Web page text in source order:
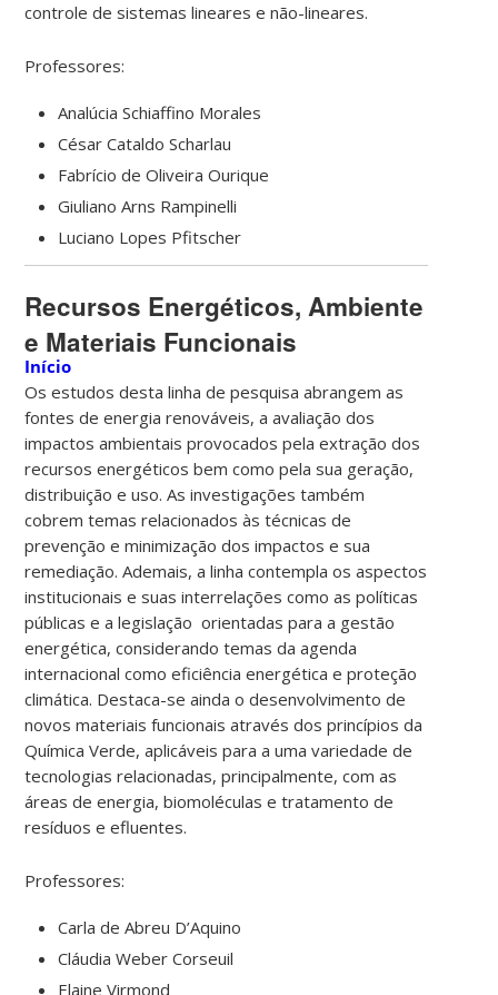
controle de sistemas lineares e não-lineares.
Professores:
Analúcia Schiaffino Morales
César Cataldo Scharlau
Fabrício de Oliveira Ourique
Giuliano Arns Rampinelli
Luciano Lopes Pfitscher
Recursos Energéticos, Ambiente
e Materiais Funcionais
Início
Os estudos desta linha de pesquisa abrangem as
fontes de energia renováveis, a avaliação dos
impactos ambientais provocados pela extração dos
recursos energéticos bem como pela sua geração,
distribuição e uso. As investigações também
cobrem temas relacionados às técnicas de
prevenção e minimização dos impactos e sua
remediação. Ademais, a linha contempla os aspectos
institucionais e suas interrelações como as políticas
públicas e a legislação orientadas para a gestão
energética, considerando temas da agenda
internacional como eficiência energética e proteção
climática. Destaca-se ainda o desenvolvimento de
novos materiais funcionais através dos princípios da
Química Verde, aplicáveis para a uma variedade de
tecnologias relacionadas, principalmente, com as
áreas de energia, biomoléculas e tratamento de
resíduos e efluentes.
Professores:
Carla de Abreu D’Aquino
Cláudia Weber Corseuil
Elaine Virmond